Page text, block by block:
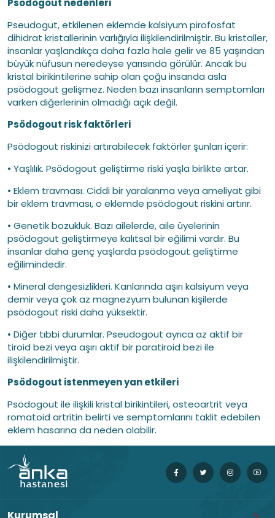
Psödogout nedenleri
Pseudogut, etkilenen eklemde kalsiyum pirofosfat
dihidrat kristallerinin varlığıyla ilişkilendirilmiştir. Bu kristaller,
insanlar yaşlandıkça daha fazla hale gelir ve 85 yaşından
büyük nüfusun neredeyse yarısında görülür. Ancak bu
kristal birikintilerine sahip olan çoğu insanda asla
psödogout gelişmez. Neden bazı insanların semptomları
varken diğerlerinin olmadığı açık değil.
Psödogout risk faktörleri
Psödogout riskinizi artırabilecek faktörler şunları içerir:
• Yaşlılık. Psödogout geliştirme riski yaşla birlikte artar.
• Eklem travması. Ciddi bir yaralanma veya ameliyat gibi
bir eklem travması, o eklemde psödogout riskini artırır.
• Genetik bozukluk. Bazı ailelerde, aile üyelerinin
psödogout geliştirmeye kalıtsal bir eğilimi vardır. Bu
insanlar daha genç yaşlarda psödogout geliştirme
eğilimindedir.
• Mineral dengesizlikleri. Kanlarında aşırı kalsiyum veya
demir veya çok az magnezyum bulunan kişilerde
psödogout riski daha yüksektir.
• Diğer tıbbi durumlar. Pseudogout ayrıca az aktif bir
tiroid bezi veya aşırı aktif bir paratiroid bezi ile
ilişkilendirilmiştir.
Psödogout istenmeyen yan etkileri
Psödogout ile ilişkili kristal birikintileri, osteoartrit veya
romatoid artritin belirti ve semptomlarını taklit edebilen
eklem hasarına da neden olabilir.